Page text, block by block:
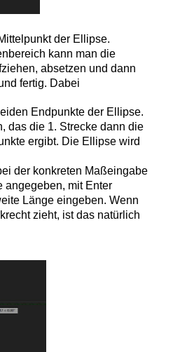
der Ellipse.
kann man die
absetzen und dann
fertig. Dabei
Endpunkte der Ellipse.
das die 1. Strecke dann die
ergibt. Die Ellipse wird
der konkreten Maßeingabe
angegeben, mit Enter
Länge eingeben. Wenn
zieht, ist das natürlich